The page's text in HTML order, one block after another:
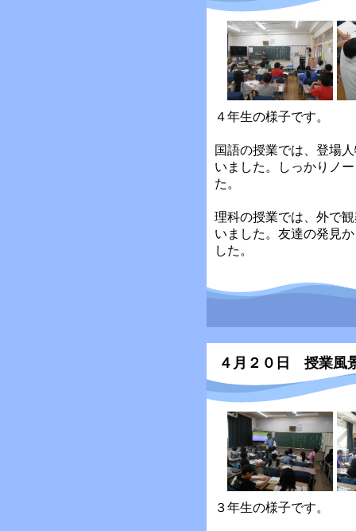
４年生の様子です。
国語の授業では、登場
いました。しっかりノ
た。
理科の授業では、外で
いました。友達の発見
した。
４月２０日 授業風
３年生の様子です。